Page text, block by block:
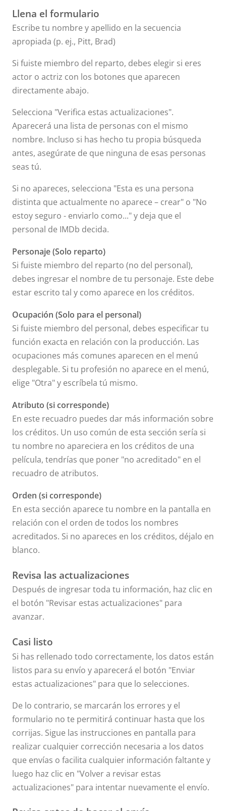
Llena el formulario
Escribe tu nombre y apellido en la secuencia
apropiada (p. ej., Pitt, Brad)
Si fuiste miembro del reparto, debes elegir si eres
actor o actriz con los botones que aparecen
directamente abajo.
Selecciona "Verifica estas actualizaciones".
Aparecerá una lista de personas con el mismo
nombre. Incluso si has hecho tu propia búsqueda
antes, asegúrate de que ninguna de esas personas
seas tú.
Si no apareces, selecciona "Esta es una persona
distinta que actualmente no aparece – crear" o "No
estoy seguro - enviarlo como..." y deja que el
personal de IMDb decida.
Personaje (Solo reparto)
Si fuiste miembro del reparto (no del personal),
debes ingresar el nombre de tu personaje. Este debe
estar escrito tal y como aparece en los créditos.
Ocupación (Solo para el personal)
Si fuiste miembro del personal, debes especificar tu
función exacta en relación con la producción. Las
ocupaciones más comunes aparecen en el menú
desplegable. Si tu profesión no aparece en el menú,
elige "Otra" y escríbela tú mismo.
Atributo (si corresponde)
En este recuadro puedes dar más información sobre
los créditos. Un uso común de esta sección sería si
tu nombre no apareciera en los créditos de una
película, tendrías que poner "no acreditado" en el
recuadro de atributos.
Orden (si corresponde)
En esta sección aparece tu nombre en la pantalla en
relación con el orden de todos los nombres
acreditados. Si no apareces en los créditos, déjalo en
blanco.
Revisa las actualizaciones
Después de ingresar toda tu información, haz clic en
el botón "Revisar estas actualizaciones" para
avanzar.
Casi listo
Si has rellenado todo correctamente, los datos están
listos para su envío y aparecerá el botón "Enviar
estas actualizaciones" para que lo selecciones.
De lo contrario, se marcarán los errores y el
formulario no te permitirá continuar hasta que los
corrijas. Sigue las instrucciones en pantalla para
realizar cualquier corrección necesaria a los datos
que envías o facilita cualquier información faltante y
luego haz clic en "Volver a revisar estas
actualizaciones" para intentar nuevamente el envío.